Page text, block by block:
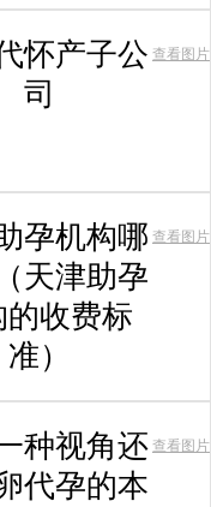
怀产子公
司
查看图片
孕机构哪
天津助孕
的收费标
准）
查看图片
种视角还
代孕的本
查看图片